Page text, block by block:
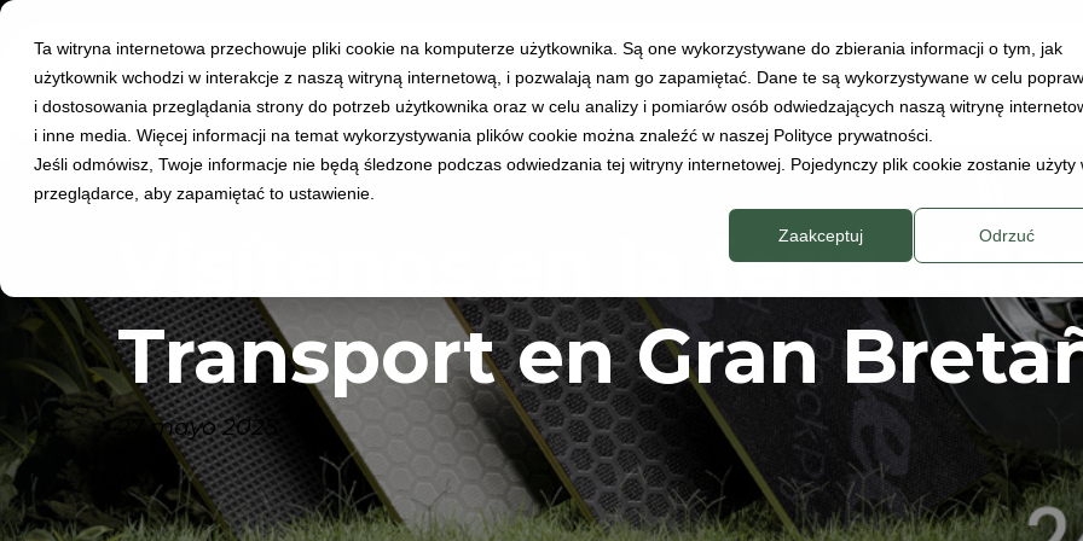
Ta witryna internetowa przechowuje pliki cookie na komputerze użytkownika. Są one wykorzystywane do zbierania informacji o tym, jak
użytkownik wchodzi w interakcje z naszą witryną internetową, i pozwalają nam go zapamiętać. Dane te są wykorzystywane w celu
i dostosowania przeglądania strony do potrzeb użytkownika oraz w celu analizy i pomiarów osób odwiedzających naszą witrynę
i inne media. Więcej informacji na temat wykorzystywania plików cookie można znaleźć w naszej Polityce prywatności.
Jeśli odmówisz, Twoje informacje nie będą śledzone podczas odwiedzania tej witryny internetowej. Pojedynczy plik cookie zostanie użyty
przeglądarce, aby zapamiętać to ustawienie.
Zaakceptuj Odrzuć
ACERCA DE NOSOTROS PRODUCTOS PARA DESCARGAR CONTACTO
Visítenos en la feria
Transport en Gran
27 mayo 2025